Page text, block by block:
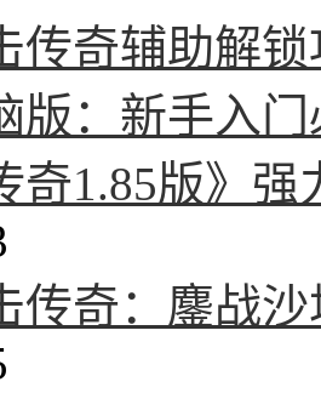
传奇辅助解
版：新手入门
奇1.85版》
传奇：鏖战